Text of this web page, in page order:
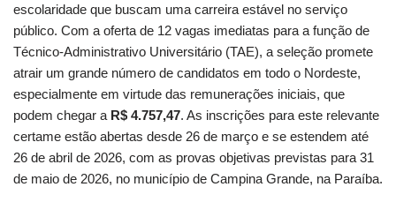
escolaridade que buscam uma carreira estável no serviço
público. Com a oferta de 12 vagas imediatas para a função de
Técnico-Administrativo Universitário (TAE), a seleção promete
atrair um grande número de candidatos em todo o Nordeste,
especialmente em virtude das remunerações iniciais, que
podem chegar a R$ 4.757,47. As inscrições para este relevante
certame estão abertas desde 26 de março e se estendem até
26 de abril de 2026, com as provas objetivas previstas para 31
de maio de 2026, no município de Campina Grande, na Paraíba.